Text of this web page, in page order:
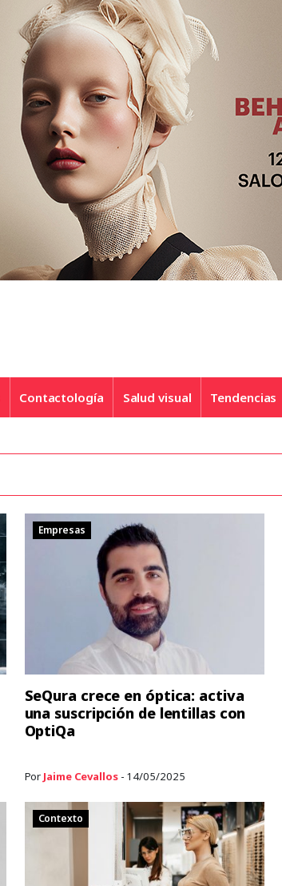
Contactología Salud visual Tendencias
Empresas
SeQura crece en óptica: activa
una suscripción de lentillas con
OptiQa
Por Jaime Cevallos- 14/05/2025
Contexto